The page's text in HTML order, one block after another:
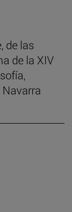
de las
de la XIV